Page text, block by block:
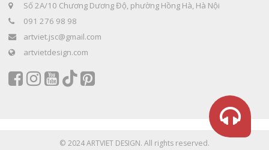
Số 2A/10 Chương Dương Độ, phường Hồng Hà, Hà Nội
091 276 98 98
artviet.jsc@gmail.com
artvietdesign.com
© 2024 ARTVIET DESIGN. All rights reserved.